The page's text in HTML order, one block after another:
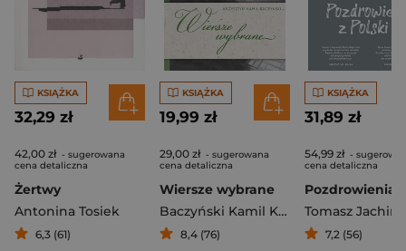
KSIĄŻKA
32,29 zł
42,00 zł - sugerowana
cena detaliczna
Żertwy
Antonina Tosiek
6,3 (61)
KSIĄŻKA
19,99 zł
29,00 zł - sugerowana
cena detaliczna
Wiersze wybrane
Baczyński Kamil Krzysztof
8,4 (76)
KSIĄŻKA
31,89 zł
54,99 zł -
cena detaliczna
Tomasz
7,2 (56)